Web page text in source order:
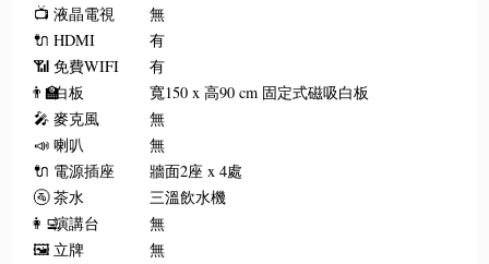
📺 液晶電視
無
🔌 HDMI
有
📶 免費WIFI
有
👨‍🏫白板
寬150 x 高90 cm 固定式磁吸白板
🎤 麥克風
無
📣 喇叭
無
🔌 電源插座
牆面2座 x 4處
🚰 茶水
三溫飲水機
👩‍💻演講台
無
🖼️ 立牌
無